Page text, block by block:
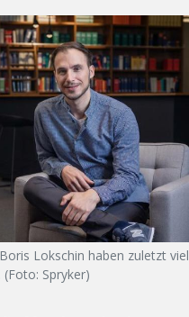
Lokschin haben zuletzt viel
Spryker)